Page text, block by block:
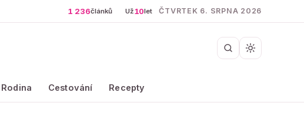
1 236článků Už10let ČTVRTEK 6. SRPNA 2026
Rodina Cestování Recepty